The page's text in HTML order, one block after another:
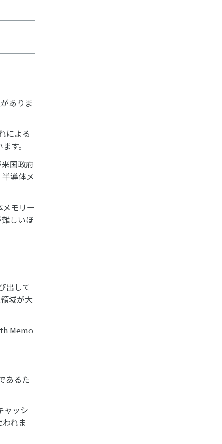
ありま
による
す。
国政府
導体メ
モリー
しいほ
出して
域が大
Memo
あるた
ャッシ
れま